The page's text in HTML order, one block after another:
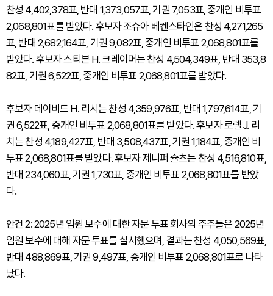
찬성 4,402,378표, 반대 1,373,057표, 기권 7,053표, 중개인 비투표
2,068,801표를 받았다. 후보자 조슈아 베켄스타인은 찬성 4,271,265
표, 반대 2,682,164표, 기권 9,082표, 중개인 비투표 2,068,801표를
받았다. 후보자 스티븐 H. 크레이머는 찬성 4,504,349표, 반대 353,8
82표, 기권 6,522표, 중개인 비투표 2,068,801표를 받았다.
후보자 데이비드 H. 리시는 찬성 4,359,976표, 반대 1,797,614표, 기
권 6,522표, 중개인 비투표 2,068,801표를 받았다. 후보자 로렐 J. 리
치는 찬성 4,189,427표, 반대 3,508,437표, 기권 1,184표, 중개인 비
투표 2,068,801표를 받았다. 후보자 제니퍼 슐츠는 찬성 4,516,810표,
반대 234,060표, 기권 1,730표, 중개인 비투표 2,068,801표를 받았
다.
안건 2: 2025년 임원 보수에 대한 자문 투표 회사의 주주들은 2025년
임원 보수에 대해 자문 투표를 실시했으며, 결과는 찬성 4,050,569표,
반대 488,869표, 기권 9,497표, 중개인 비투표 2,068,801표로 나타
났다.